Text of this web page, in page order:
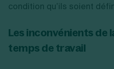
condition qu’ils soient
Les inconvénients de
temps de travail